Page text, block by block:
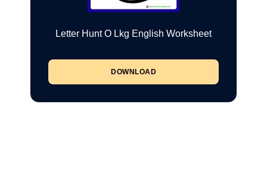
Letter Hunt O Lkg English Worksheet
DOWNLOAD